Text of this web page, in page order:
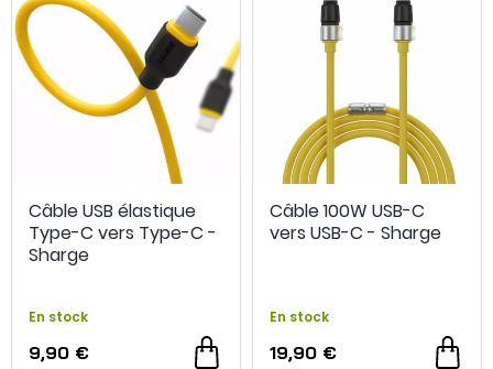
Câble USB élastique
Type-C vers Type-C -
Sharge
En stock
9,90 €
Câble 100W USB-C
vers USB-C - Sharge
En stock
19,90 €